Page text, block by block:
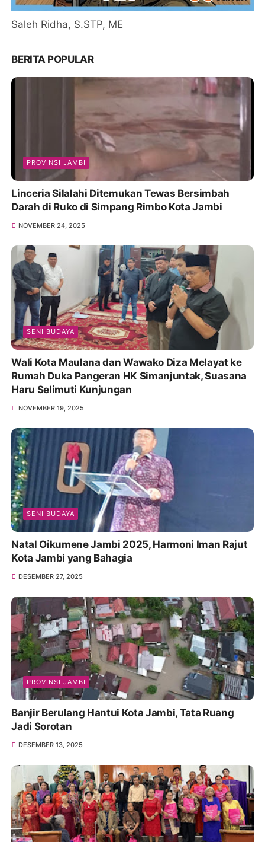
Saleh Ridha, S.STP, ME
BERITA POPULAR
PROVINSI JAMBI
Linceria Silalahi Ditemukan Tewas Bersimbah
Darah di Ruko di Simpang Rimbo Kota Jambi
NOVEMBER 24, 2025
SENI BUDAYA
Wali Kota Maulana dan Wawako Diza Melayat ke
Rumah Duka Pangeran HK Simanjuntak, Suasana
Haru Selimuti Kunjungan
NOVEMBER 19, 2025
SENI BUDAYA
Natal Oikumene Jambi 2025, Harmoni Iman Rajut
Kota Jambi yang Bahagia
DESEMBER 27, 2025
PROVINSI JAMBI
Banjir Berulang Hantui Kota Jambi, Tata Ruang
Jadi Sorotan
DESEMBER 13, 2025